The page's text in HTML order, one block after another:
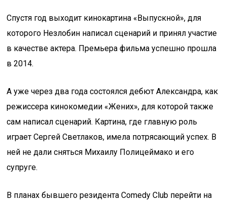
Спустя год выходит кинокартина «Выпускной», для
которого Незлобин написал сценарий и принял участие
в качестве актера. Премьера фильма успешно прошла
в 2014.
А уже через два года состоялся дебют Александра, как
режиссера кинокомедии «Жених», для которой также
сам написал сценарий. Картина, где главную роль
играет Сергей Светлаков, имела потрясающий успех. В
ней не дали сняться Михаилу Полицеймако и его
супруге.
В планах бывшего резидента Comedy Club перейти на